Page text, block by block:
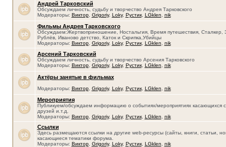
Андрей Тарковский
Обсуждаем личность, судьбу и творчество Андрея Тарковского
Модераторы: Виктор, Grigoriy, Loky, Рустик, LGklen nik
Фильмы Андрея Тарковского
Обсуждаем:Жертвоприношение, Ностальгия, Время путешествия, Сталкер,
Рублёв, Иваново детство, Каток и Скрипка,Убийцы
Модераторы: Виктор, Grigoriy, Loky, Рустик, LGklen nik
Арсений Тарковский
Обсуждаем личность, судьбу и творчество Арсения Тарковского
Модераторы: Виктор, Grigoriy, Loky, Рустик, LGklen nik
Актёры занятые в фильмах
Модераторы: Виктор, Grigoriy, Loky, Рустик, LGklen nik
Мероприятия
Публикуем/обсуждаем информацию о событиях/мероприятиях касающихся
друзей и.т.д.
Модераторы: Виктор, Grigoriy, Loky, Рустик, LGklen nik
Ссылки
Здесь размещаются ссылки на другие web-ресурсы (сайты, книги, статьи,
касающиеся тематики форума.
Модераторы: Виктор, Grigoriy, Loky, Рустик, LGklen nik